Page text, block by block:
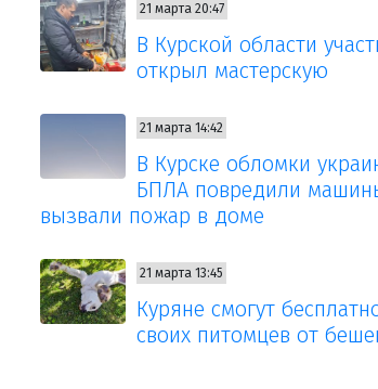
21 марта 20:47
В Курской области
открыл мастерскую
21 марта 14:42
В Курске обломки
БПЛА повредили
вызвали пожар в доме
21 марта 13:45
Куряне смогут
своих питомцев от